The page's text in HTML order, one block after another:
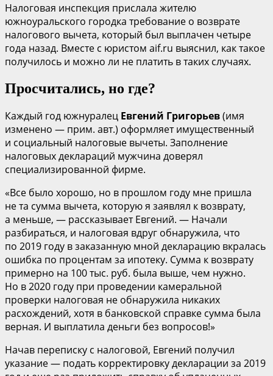
Налоговая инспекция прислала жителю
южноуральского городка требование о возврате
налогового вычета, который был выплачен четыре
года назад. Вместе с юристом aif.ru выяснил, как такое
получилось и можно ли не платить в таких случаях.
Просчитались, но где?
Каждый год южнуралец Евгений Григорьев(имя
изменено — прим. авт.) оформляет имущественный
и социальный налоговые вычеты. Заполнение
налоговых деклараций мужчина доверял
специализированной фирме.
«Все было хорошо, но в прошлом году мне пришла
не та сумма вычета, которую я заявлял к возврату,
а меньше, — рассказывает Евгений. — Начали
разбираться, и налоговая вдруг обнаружила, что
по 2019 году в заказанную мной декларацию вкралась
ошибка по процентам за ипотеку. Сумма к возврату
примерно на 100 тыс. руб. была выше, чем нужно.
Но в 2020 году при проведении камеральной
проверки налоговая не обнаружила никаких
расхождений, хотя в банковской справке сумма была
верная. И выплатила деньги без вопросов!»
Начав переписку с налоговой, Евгений получил
указание — подать корректировку декларации за 2019